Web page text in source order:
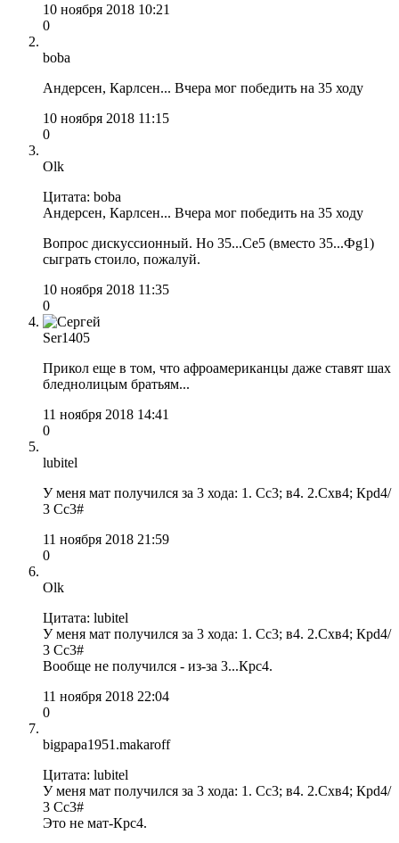
10 ноября 2018 10:21
0
boba
Андерсен, Карлсен... Вчера мог победить на 35 ходу
10 ноября 2018 11:15
0
Olk
Цитата: boba
Андерсен, Карлсен... Вчера мог победить на 35 ходу
Вопрос дискуссионный. Но 35...Сe5 (вместо 35...Фg1)
сыграть стоило, пожалуй.
10 ноября 2018 11:35
0
Ser1405
Прикол еще в том, что афроамериканцы даже ставят шах
бледнолицым братьям...
11 ноября 2018 14:41
0
lubitel
У меня мат получился за 3 хода: 1. Сс3; в4. 2.Схв4; Крd4/
3 Cc3#
11 ноября 2018 21:59
0
Olk
Цитата: lubitel
У меня мат получился за 3 хода: 1. Сс3; в4. 2.Схв4; Крd4/
3 Cc3#
Вообще не получился - из-за 3...Крс4.
11 ноября 2018 22:04
0
bigpapa1951.makaroff
Цитата: lubitel
У меня мат получился за 3 хода: 1. Сс3; в4. 2.Схв4; Крd4/
3 Cc3#
Это не мат-Крс4.